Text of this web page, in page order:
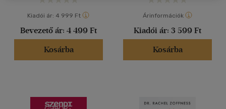
Kiadói ár: 4 999 Ft
Bevezető ár: 4 499 Ft
Kosárba
Árinformációk
Kiadói ár: 3 599 Ft
Kosárba